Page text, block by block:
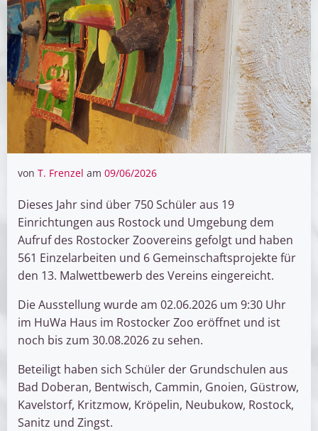
von T. Frenzel am 09/06/2026
Dieses Jahr sind über 750 Schüler aus 19
Einrichtungen aus Rostock und Umgebung dem
Aufruf des Rostocker Zoovereins gefolgt und haben
561 Einzelarbeiten und 6 Gemeinschaftsprojekte für
den 13. Malwettbewerb des Vereins eingereicht.
Die Ausstellung wurde am 02.06.2026 um 9:30 Uhr
im HuWa Haus im Rostocker Zoo eröffnet und ist
noch bis zum 30.08.2026 zu sehen.
Beteiligt haben sich Schüler der Grundschulen aus
Bad Doberan, Bentwisch, Cammin, Gnoien, Güstrow,
Kavelstorf, Kritzmow, Kröpelin, Neubukow, Rostock,
Sanitz und Zingst.